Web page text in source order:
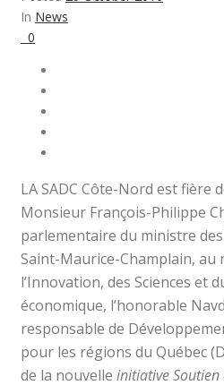
In News
0
LA SADC Côte-Nord est fière
Monsieur François-Philippe
parlementaire du ministre
Saint-Maurice-Champlain, au
l’Innovation, des Sciences et
économique, l’honorable
responsable de
pour les régions du Québec
de la nouvelle initiative